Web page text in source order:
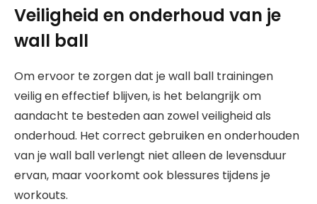
Veiligheid en onderhoud van je
wall ball
Om ervoor te zorgen dat je wall ball trainingen
veilig en effectief blijven, is het belangrijk om
aandacht te besteden aan zowel veiligheid als
onderhoud. Het correct gebruiken en onderhouden
van je wall ball verlengt niet alleen de levensduur
ervan, maar voorkomt ook blessures tijdens je
workouts.